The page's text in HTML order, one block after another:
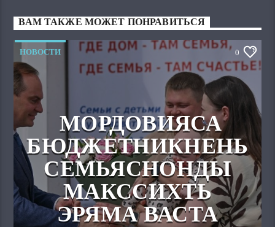
ВАМ ТАКЖЕ МОЖЕТ ПОНРАВИТЬСЯ
НОВОСТИ 0
МОРДОВИЯСА
БЮДЖЕТНИКНЕНЬ
СЕМЬЯСНОНДЫ
МАКССИХТЬ
ЭРЯМА ВАСТА